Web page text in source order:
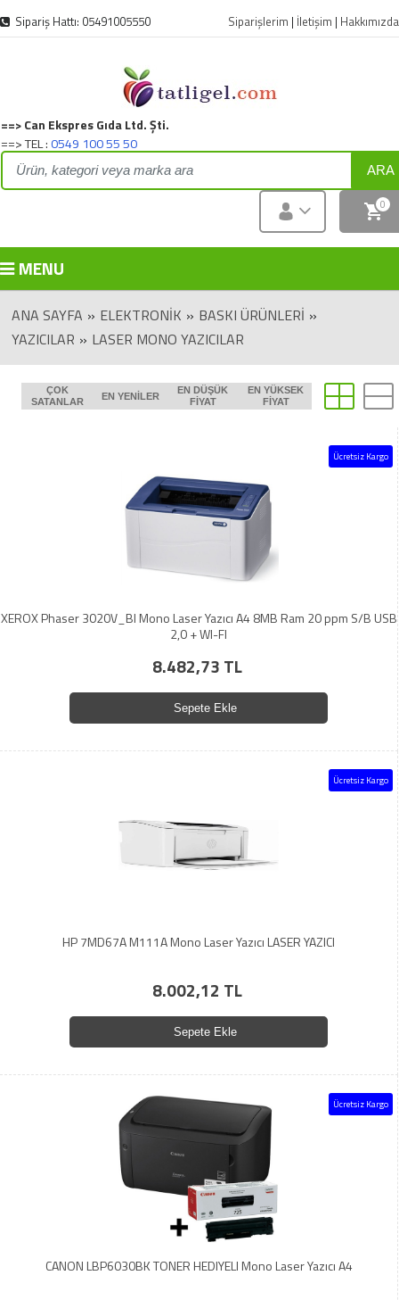
Sipariş Hattı: 05491005550 Siparişlerim | İletişim | Hakkımızda
Can Ekspres Gıda Ltd. Şti.
TEL :0549 100 55 50
ARA
0
MENU
ANA SAYFA » ELEKTRONIK » BASKI ÜRÜNLERI »
YAZICILAR » LASER MONO YAZICILAR
ÇOK
SATANLAR
EN YENILER
EN DÜŞÜK
FIYAT
EN YÜKSEK
FIYAT
Ücretsiz Kargo
XEROX Phaser 3020V_BI Mono Laser Yazıcı A4 8MB Ram 20 ppm S/B USB
2,0 + WI-FI
8.482,73 TL
Sepete Ekle
Ücretsiz Kargo
HP 7MD67A M111A Mono Laser Yazıcı LASER YAZICI
8.002,12 TL
Sepete Ekle
Ücretsiz Kargo
CANON LBP6030BK TONER HEDIYELI Mono Laser Yazıcı A4